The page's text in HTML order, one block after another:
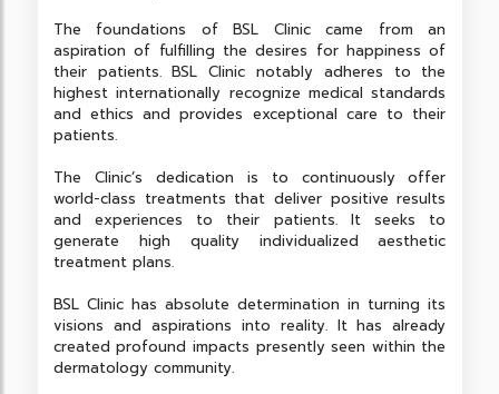
The foundations of BSL Clinic came from an
aspiration of fulfilling the desires for happiness of
their patients. BSL Clinic notably adheres to the
highest internationally recognize medical standards
and ethics and provides exceptional care to their
patients.
The Clinic’s dedication is to continuously offer
world-class treatments that deliver positive results
and experiences to their patients. It seeks to
generate high quality individualized aesthetic
treatment plans.
BSL Clinic has absolute determination in turning its
visions and aspirations into reality. It has already
created profound impacts presently seen within the
dermatology community.